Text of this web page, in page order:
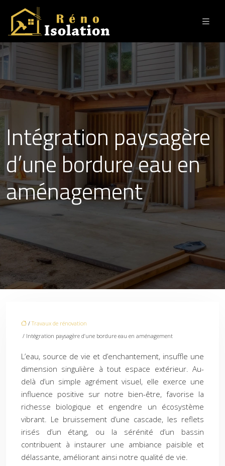
Intégration paysagère
d’une bordure eau en
aménagement
/Travaux de rénovation
/ Intégration paysagère d’une bordure eau en aménagement
L’eau, source de vie et d’enchantement, insuffle une
dimension singulière à tout espace extérieur. Au-
delà d’un simple agrément visuel, elle exerce une
influence positive sur notre bien-être, favorise la
richesse biologique et engendre un écosystème
vibrant. Le bruissement d’une cascade, les reflets
irisés d’un étang, ou la sérénité d’un bassin
contribuent à instaurer une ambiance paisible et
délassante, améliorant ainsi notre qualité de vie.